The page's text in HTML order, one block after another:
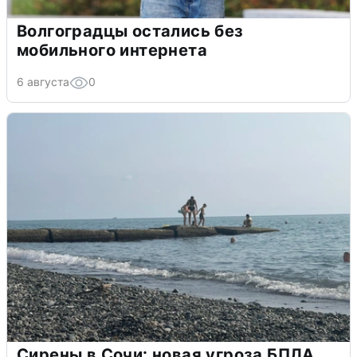
Волгоградцы остались без
мобильного интернета
6 августа 0